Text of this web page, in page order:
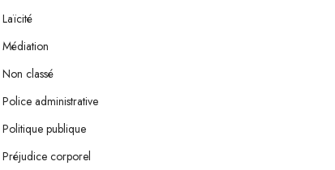
Laïcité
Médiation
Non classé
Police administrative
Politique publique
Préjudice corporel